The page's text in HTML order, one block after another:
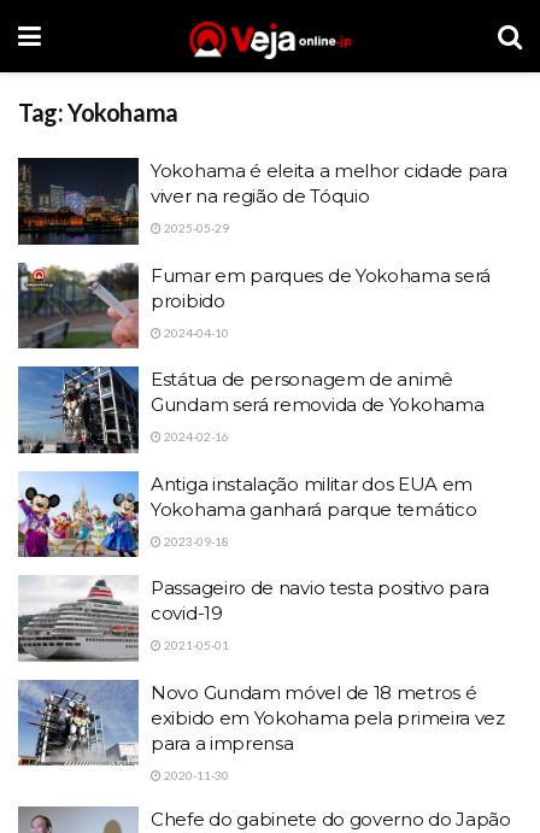
Tag:Yokohama
Yokohama é eleita a melhor cidade para
viver na região de Tóquio
2025-05-29
Fumar em parques de Yokohama será
proibido
2024-04-10
Estátua de personagem de animê
Gundam será removida de Yokohama
2024-02-16
Antiga instalação militar dos EUA em
Yokohama ganhará parque temático
2023-09-18
Passageiro de navio testa positivo para
covid-19
2021-05-01
Novo Gundam móvel de 18 metros é
exibido em Yokohama pela primeira vez
para a imprensa
2020-11-30
Chefe do gabinete do governo do Japão